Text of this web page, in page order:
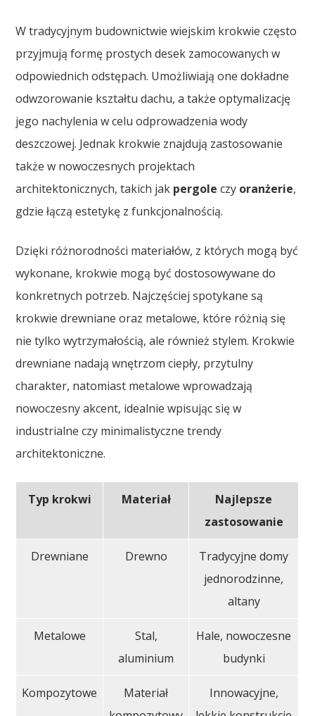
W tradycyjnym budownictwie wiejskim krokwie często
przyjmują formę prostych desek zamocowanych w
odpowiednich odstępach. Umożliwiają one dokładne
odwzorowanie kształtu dachu, a także optymalizację
jego nachylenia w celu odprowadzenia wody
deszczowej. Jednak krokwie znajdują zastosowanie
także w nowoczesnych projektach
architektonicznych, takich jak pergole czy oranżerie,
gdzie łączą estetykę z funkcjonalnością.
Dzięki różnorodności materiałów, z których mogą być
wykonane, krokwie mogą być dostosowywane do
konkretnych potrzeb. Najczęściej spotykane są
krokwie drewniane oraz metalowe, które różnią się
nie tylko wytrzymałością, ale również stylem. Krokwie
drewniane nadają wnętrzom ciepły, przytulny
charakter, natomiast metalowe wprowadzają
nowoczesny akcent, idealnie wpisując się w
industrialne czy minimalistyczne trendy
architektoniczne.
Typ krokwi Materiał
Najlepsze
zastosowanie
Drewniane Drewno
Tradycyjne domy
jednorodzinne,
altany
Metalowe
Stal,
aluminium
Hale, nowoczesne
budynki
Kompozytowe
Materiał
Innowacyjne,